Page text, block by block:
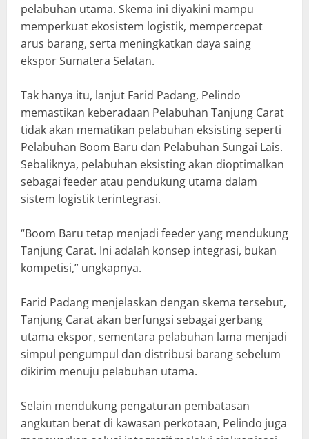
pelabuhan utama. Skema ini diyakini mampu
memperkuat ekosistem logistik, mempercepat
arus barang, serta meningkatkan daya saing
ekspor Sumatera Selatan.
Tak hanya itu, lanjut Farid Padang, Pelindo
memastikan keberadaan Pelabuhan Tanjung Carat
tidak akan mematikan pelabuhan eksisting seperti
Pelabuhan Boom Baru dan Pelabuhan Sungai Lais.
Sebaliknya, pelabuhan eksisting akan dioptimalkan
sebagai feeder atau pendukung utama dalam
sistem logistik terintegrasi.
“Boom Baru tetap menjadi feeder yang mendukung
Tanjung Carat. Ini adalah konsep integrasi, bukan
kompetisi,” ungkapnya.
Farid Padang menjelaskan dengan skema tersebut,
Tanjung Carat akan berfungsi sebagai gerbang
utama ekspor, sementara pelabuhan lama menjadi
simpul pengumpul dan distribusi barang sebelum
dikirim menuju pelabuhan utama.
Selain mendukung pengaturan pembatasan
angkutan berat di kawasan perkotaan, Pelindo juga